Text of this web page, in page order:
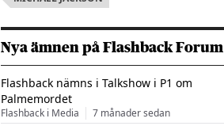
Nya ämnen på Flashback Forum
Flashback nämns i Talkshow i P1 om
Palmemordet
Flashback i Media 7 månader sedan